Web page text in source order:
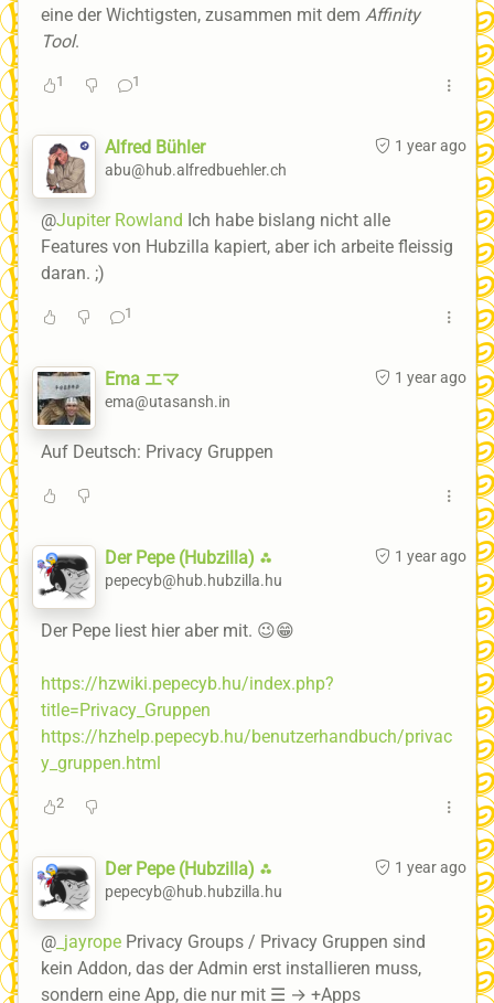
eine der Wichtigsten, zusammen mit dem Affinity
Tool.
1 1
1 year ago
Alfred Bühler
abu@hub.alfredbuehler.ch
@Jupiter Rowland Ich habe bislang nicht alle
Features von Hubzilla kapiert, aber ich arbeite fleissig
daran. ;)
1
1 year ago
Ema エマ
ema@utasansh.in
Auf Deutsch: Privacy Gruppen
1 year ago
Der Pepe (Hubzilla) ⁂
pepecyb@hub.hubzilla.hu
Der Pepe liest hier aber mit. 😉😁
https://hzwiki.pepecyb.hu/index.php?
title=Privacy_Gruppen
https://hzhelp.pepecyb.hu/benutzerhandbuch/privac
y_gruppen.html
2
1 year ago
Der Pepe (Hubzilla) ⁂
pepecyb@hub.hubzilla.hu
@ _jayrope Privacy Groups / Privacy Gruppen sind
kein Addon, das der Admin erst installieren muss,
sondern eine App, die nur mit ☰ → +Apps